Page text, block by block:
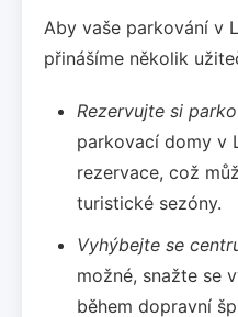
Aby vaše parkování v
přinášíme několik
Rezervujte si
parkovací domy v
rezervace, což
turistické sezóny.
Vyhýbejte se
možné, snažte se
během dopravní